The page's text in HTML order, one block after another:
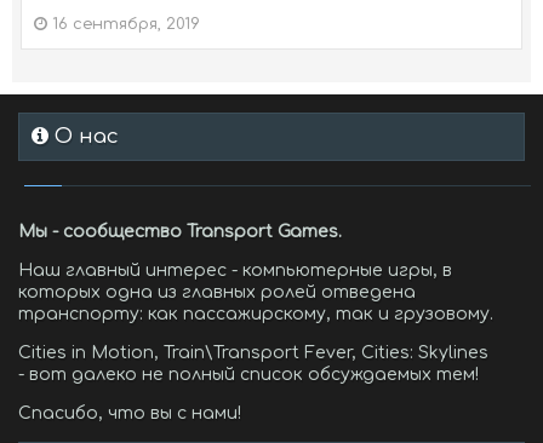
16 сентября, 2019
О нас
Мы - сообщество Transport Games.
Наш главный интерес - компьютерные игры, в
которых одна из главных ролей отведена
транспорту: как пассажирскому, так и грузовому.
Cities in Motion, Train\Transport Fever, Cities: Skylines
- вот далеко не полный список обсуждаемых тем!
Спасибо, что вы с нами!